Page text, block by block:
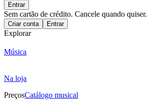
Entrar
Sem cartão de crédito. Cancele quando quiser.
Criar conta Entrar
Explorar
Música
Na loja
PreçosCatálogo musical